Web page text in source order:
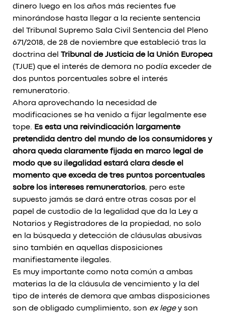
dinero luego en los años más recientes fue
minorándose hasta llegar a la reciente sentencia
del Tribunal Supremo Sala Civil Sentencia del Pleno
671/2018, de 28 de noviembre que estableció tras la
doctrina del Tribunal de Justicia de la Unión Europea
(TJUE) que el interés de demora no podía exceder de
dos puntos porcentuales sobre el interés
remuneratorio.
Ahora aprovechando la necesidad de
modificaciones se ha venido a fijar legalmente ese
tope. Es esta una reivindicación largamente
pretendida dentro del mundo de los consumidores y
ahora queda claramente fijada en marco legal de
modo que su ilegalidad estará clara desde el
momento que exceda de tres puntos porcentuales
sobre los intereses remuneratorios, pero este
supuesto jamás se dará entre otras cosas por el
papel de custodio de la legalidad que da la Ley a
Notarios y Registradores de la propiedad, no solo
en la búsqueda y detección de cláusulas abusivas
sino también en aquellas disposiciones
manifiestamente ilegales.
Es muy importante como nota común a ambas
materias la de la cláusula de vencimiento y la del
tipo de interés de demora que ambas disposiciones
son de obligado cumplimiento, son ex legey son